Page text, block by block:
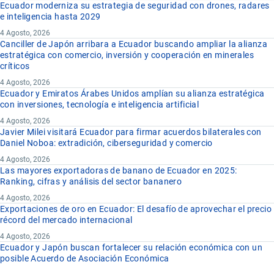
Ecuador moderniza su estrategia de seguridad con drones, radares
e inteligencia hasta 2029
4 Agosto, 2026
Canciller de Japón arribara a Ecuador buscando ampliar la alianza
estratégica con comercio, inversión y cooperación en minerales
críticos
4 Agosto, 2026
Ecuador y Emiratos Árabes Unidos amplían su alianza estratégica
con inversiones, tecnología e inteligencia artificial
4 Agosto, 2026
Javier Milei visitará Ecuador para firmar acuerdos bilaterales con
Daniel Noboa: extradición, ciberseguridad y comercio
4 Agosto, 2026
Las mayores exportadoras de banano de Ecuador en 2025:
Ranking, cifras y análisis del sector bananero
4 Agosto, 2026
Exportaciones de oro en Ecuador: El desafío de aprovechar el precio
récord del mercado internacional
4 Agosto, 2026
Ecuador y Japón buscan fortalecer su relación económica con un
posible Acuerdo de Asociación Económica